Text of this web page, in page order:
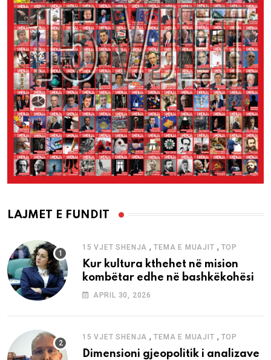
LAJMET E FUNDIT
15 VJET SHENJA ,TEMA E MUAJIT , TOP
Kur kultura kthehet në mision
kombëtar edhe në bashkëkohësi
APRIL 30, 2026
15 VJET SHENJA ,TEMA E MUAJIT , TOP
Dimensioni gjeopolitik i analizave